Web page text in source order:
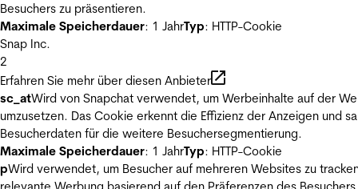
Besuchers zu präsentieren.
Maximale Speicherdauer: 1 JahrTyp: HTTP-Cookie
Snap Inc.
2
Erfahren Sie mehr über diesen Anbieter
sc_atWird von Snapchat verwendet, um Werbeinhalte auf der
umzusetzen. Das Cookie erkennt die Effizienz der Anzeigen und
Besucherdaten für die weitere Besuchersegmentierung.
Maximale Speicherdauer: 1 JahrTyp: HTTP-Cookie
pWird verwendet, um Besucher auf mehreren Websites zu